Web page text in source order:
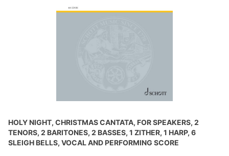
HOLY NIGHT, CHRISTMAS CANTATA, FOR SPEAKERS, 2
TENORS, 2 BARITONES, 2 BASSES, 1 ZITHER, 1 HARP, 6
SLEIGH BELLS, VOCAL AND PERFORMING SCORE